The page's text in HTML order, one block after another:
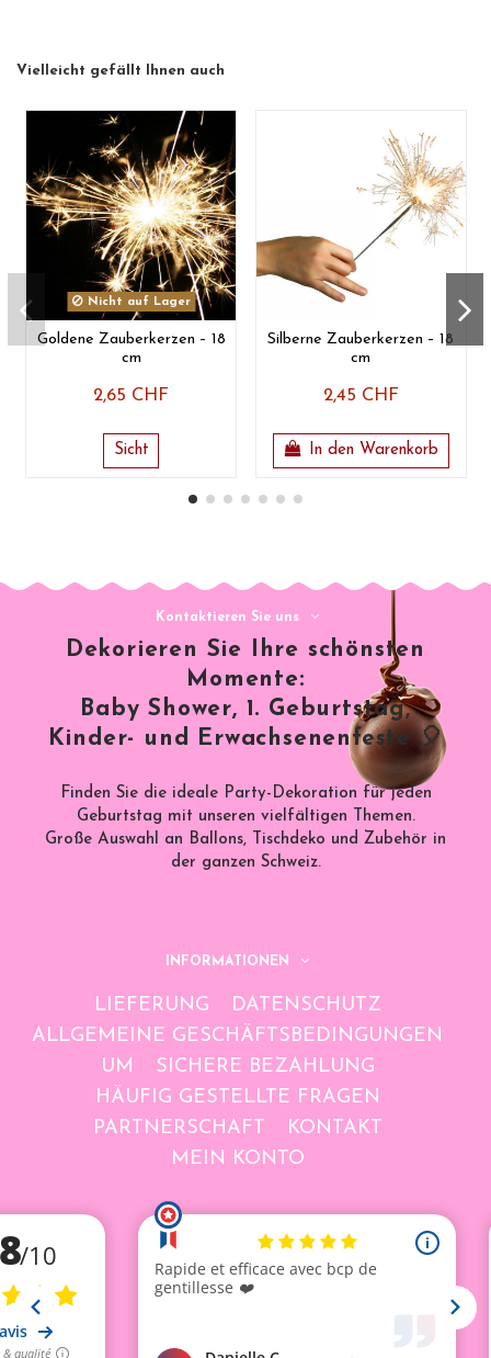
Vielleicht gefällt Ihnen auch
Nicht auf Lager
Goldene Zauberkerzen – 18
cm
2,65 CHF
Sicht
Silberne Zauberkerzen – 18
cm
2,45 CHF
In den Warenkorb
Kontaktieren Sie uns
Dekorieren Sie Ihre schönsten
Momente:
Baby Shower, 1. Geburtstag,
Kinder- und Erwachsenenfeste 🎈
Finden Sie die ideale Party-Dekoration für jeden
Geburtstag mit unseren vielfältigen Themen.
Große Auswahl an Ballons, Tischdeko und Zubehör in
der ganzen Schweiz.
INFORMATIONEN
LIEFERUNG
DATENSCHUTZ
ALLGEMEINE GESCHÄFTSBEDINGUNGEN
UM
SICHERE BEZAHLUNG
HÄUFIG GESTELLTE FRAGEN
PARTNERSCHAFT
KONTAKT
MEIN KONTO